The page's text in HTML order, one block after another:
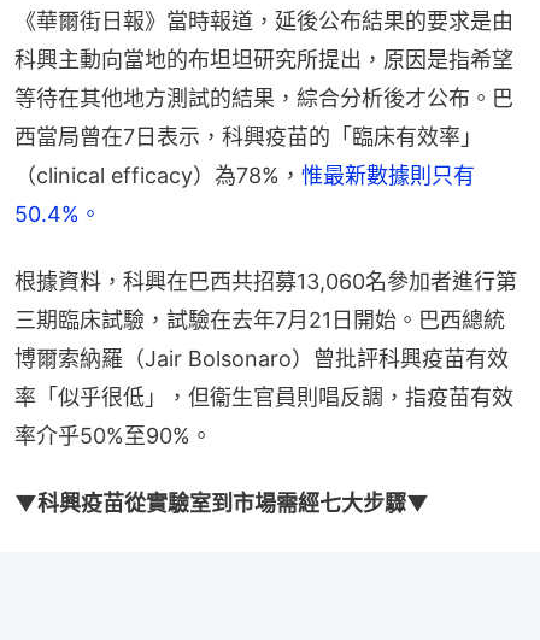
《華爾街日報》當時報道，延後公布結果的要求是由
科興主動向當地的布坦坦研究所提出，原因是指希望
等待在其他地方測試的結果，綜合分析後才公布。巴
西當局曾在7日表示，科興疫苗的「臨床有效率」
（clinical efficacy）為78%， 惟最新數據則只有
50.4%。
根據資料，科興在巴西共招募13,060名參加者進行第
三期臨床試驗，試驗在去年7月21日開始。巴西總統
博爾索納羅（Jair Bolsonaro）曾批評科興疫苗有效
率「似乎很低」，但衞生官員則唱反調，指疫苗有效
率介乎50%至90%。
▼科興疫苗從實驗室到市場需經七大步驟▼